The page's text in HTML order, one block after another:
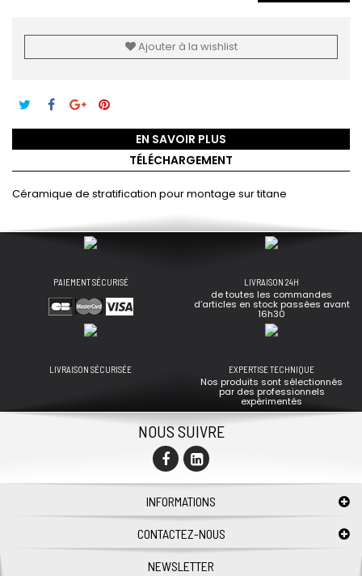
Ajouter à la wishlist
EN SAVOIR PLUS
TÉLÉCHARGEMENT
Céramique de stratification pour montage sur titane
PAIEMENT SÉCURISÉ LIVRAISON 24H
de toutes les commandes
d’articles en stock passées avant
16h30
LIVRAISON SÉCURISÉE EXPERTISE TECHNIQUE
Nos produits sont sélectionnés
par des professionnels
expérimentés
NOUS SUIVRE
INFORMATIONS
CONTACTEZ-NOUS
NEWSLETTER